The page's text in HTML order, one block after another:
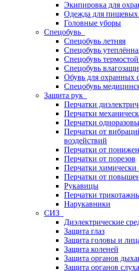
Экипировка для
Одежда для пищевых
Головные уборы
Спецобувь
Спецобувь летняя
Спецобувь
Спецобувь
Спецобувь
Обувь для охранных
Спецобувь
Защита рук
Перчатки
Перчатки
Перчатки
Перчатки от
воздействий
Перчатки от
Перчатки от порезов
Перчатки химически
Перчатки от
Рукавицы
Перчатки
Нарукавники
СИЗ
Диэлектрические
Защита глаз
Защита головы и
Защита коленей
Защита органов
Защита органов слуха